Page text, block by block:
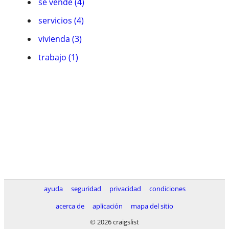
servicios (4)
vivienda (3)
trabajo (1)
ayuda seguridad privacidad
condiciones
acerca de
aplicación
mapa del sitio
© 2026 craigslist